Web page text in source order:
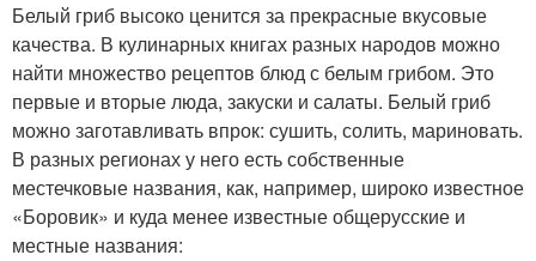
Белый гриб высоко ценится за прекрасные вкусовые
качества. В кулинарных книгах разных народов можно
найти множество рецептов блюд с белым грибом. Это
первые и вторые люда, закуски и салаты. Белый гриб
можно заготавливать впрок: сушить, солить, мариновать.
В разных регионах у него есть собственные
местечковые названия, как, например, широко известное
«Боровик» и куда менее известные общерусские и
местные названия: